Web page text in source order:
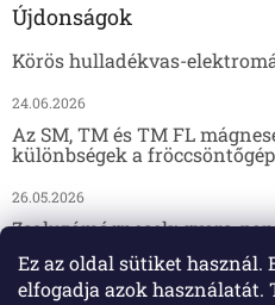
Ez az oldal sütiket használ.
elfogadja azok használatát.
Újdonságok
Körös hulladékvas-
24.06.2026
Az SM, TM és TM FL
különbségek a
26.05.2026
Zsaluzómágnesek: gyors,
17.04.2026